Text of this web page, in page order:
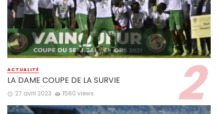
ACTUALITÉ
LA DAME COUPE DE LA SURVIE
27 avril 2023 1560 views